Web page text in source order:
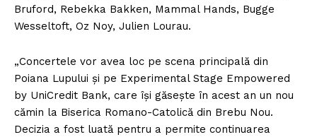
Bruford, Rebekka Bakken, Mammal Hands, Bugge
Wesseltoft, Oz Noy, Julien Lourau.
„Concertele vor avea loc pe scena principală din
Poiana Lupului şi pe Experimental Stage Empowered
by UniCredit Bank, care îşi găseşte în acest an un nou
cămin la Biserica Romano-Catolică din Brebu Nou.
Decizia a fost luată pentru a permite continuarea